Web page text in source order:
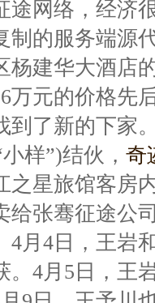
途网络，经济
制的服务端源
杨建华大酒店
万元的价格先
到了新的下家
样”)结伙， 奇
之星旅馆客房
给张骞征途公
4月4日，王岩
。4月5日，王